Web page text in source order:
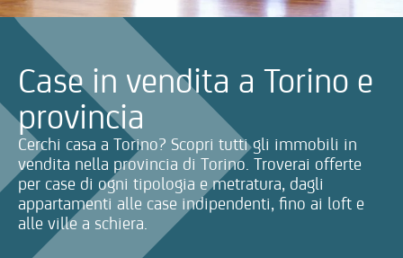
Case in vendita a Torino e
provincia
Cerchi casa a Torino? Scopri tutti gli immobili in
vendita nella provincia di Torino. Troverai offerte
per case di ogni tipologia e metratura, dagli
appartamenti alle case indipendenti, fino ai loft e
alle ville a schiera.